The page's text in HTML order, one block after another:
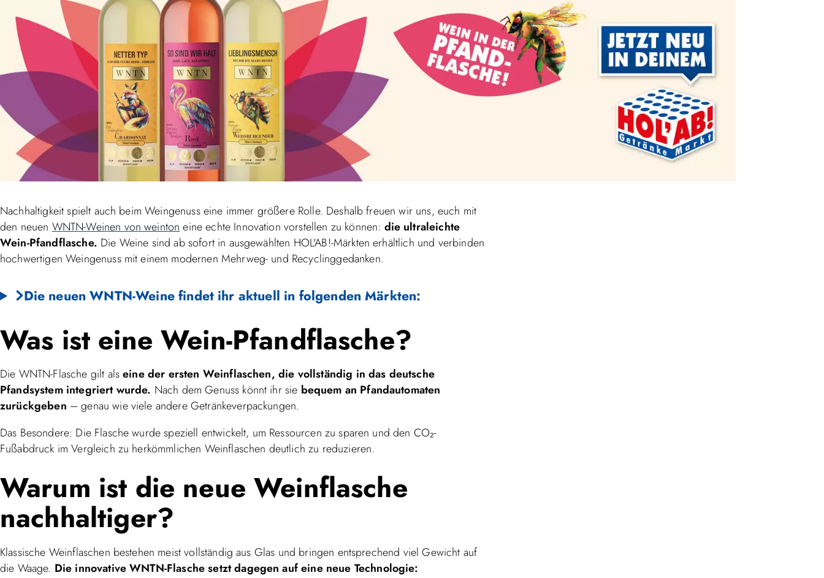
Nachhaltigkeit spielt auch beim Weingenuss eine immer größere Rolle. Deshalb freuen wir uns, euch mit
den neuenWNTN-Weinen von weintoneine echte Innovation vorstellen zu können: die ultraleichte
Wein-Pfandflasche. Die Weine sind ab sofort in ausgewählten HOL'AB!-Märkten erhältlich und verbinden
hochwertigen Weingenuss mit einem modernen Mehrweg- und Recyclinggedanken.
Die neuen WNTN-Weine findet ihr aktuell in folgenden Märkten:
Was ist eine Wein-Pfandflasche?
Die WNTN-Flasche gilt alseine der ersten Weinflaschen, die vollständig in das deutsche
Pfandsystem integriert wurde. Nach dem Genuss könnt ihr sie bequem an Pfandautomaten
zurückgeben – genau wie viele andere Getränkeverpackungen.
Das Besondere: Die Flasche wurde speziell entwickelt, um Ressourcen zu sparen und den CO₂-
Fußabdruck im Vergleich zu herkömmlichen Weinflaschen deutlich zu reduzieren.
Warum ist die neue Weinflasche
nachhaltiger?
Klassische Weinflaschen bestehen meist vollständig aus Glas und bringen entsprechend viel Gewicht auf
die Waage. Die innovative WNTN-Flasche setzt dagegen auf eine neue Technologie: